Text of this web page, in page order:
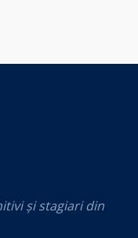
și stagiari din